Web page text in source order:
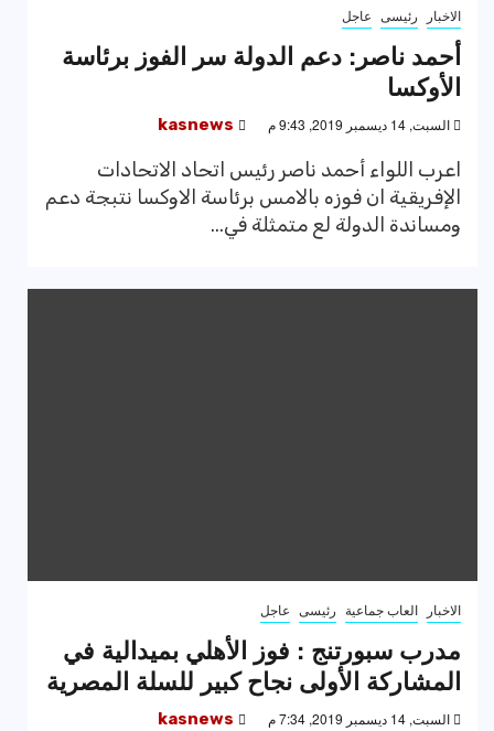
الاخبار رئيسى عاجل
أحمد ناصر: دعم الدولة سر الفوز برئاسة
الأوكسا
السبت, 14 ديسمبر 2019, 9:43 م kasnews
اعرب اللواء أحمد ناصر رئيس اتحاد الاتحادات
الإفريقية ان فوزه بالامس برئاسة الاوكسا نتبجة دعم
ومساندة الدولة لع متمثلة في...
الاخبار العاب جماعية رئيسى عاجل
مدرب سبورتنج : فوز الأهلي بميدالية في
المشاركة الأولى نجاح كبير للسلة المصرية
السبت, 14 ديسمبر 2019, 7:34 م kasnews